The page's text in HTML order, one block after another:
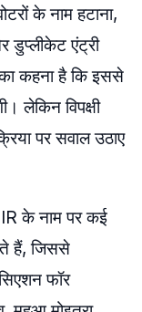
के नाम हटाना,
डुप्लीकेट एंट्री
कहना है कि इससे
लेकिन विपक्षी
पर सवाल उठाए
के नाम पर कई
हैं, जिससे
फॉर